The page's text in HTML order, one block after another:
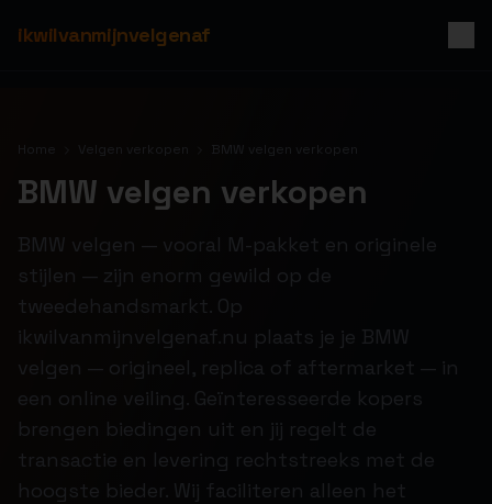
ikwilvanmijnvelgenaf
Home Velgen verkopen BMW velgen verkopen
BMW velgen verkopen
BMW velgen — vooral M-pakket en originele
stijlen — zijn enorm gewild op de
tweedehandsmarkt. Op
ikwilvanmijnvelgenaf.nu plaats je je BMW
velgen — origineel, replica of aftermarket — in
een online veiling. Geïnteresseerde kopers
brengen biedingen uit en jij regelt de
transactie en levering rechtstreeks met de
hoogste bieder. Wij faciliteren alleen het